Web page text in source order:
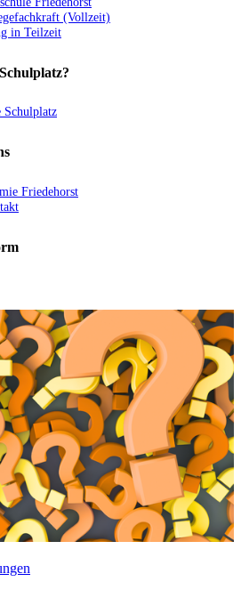
(Vollzeit)
in Teilzeit
Schulplatz
Friedehorst